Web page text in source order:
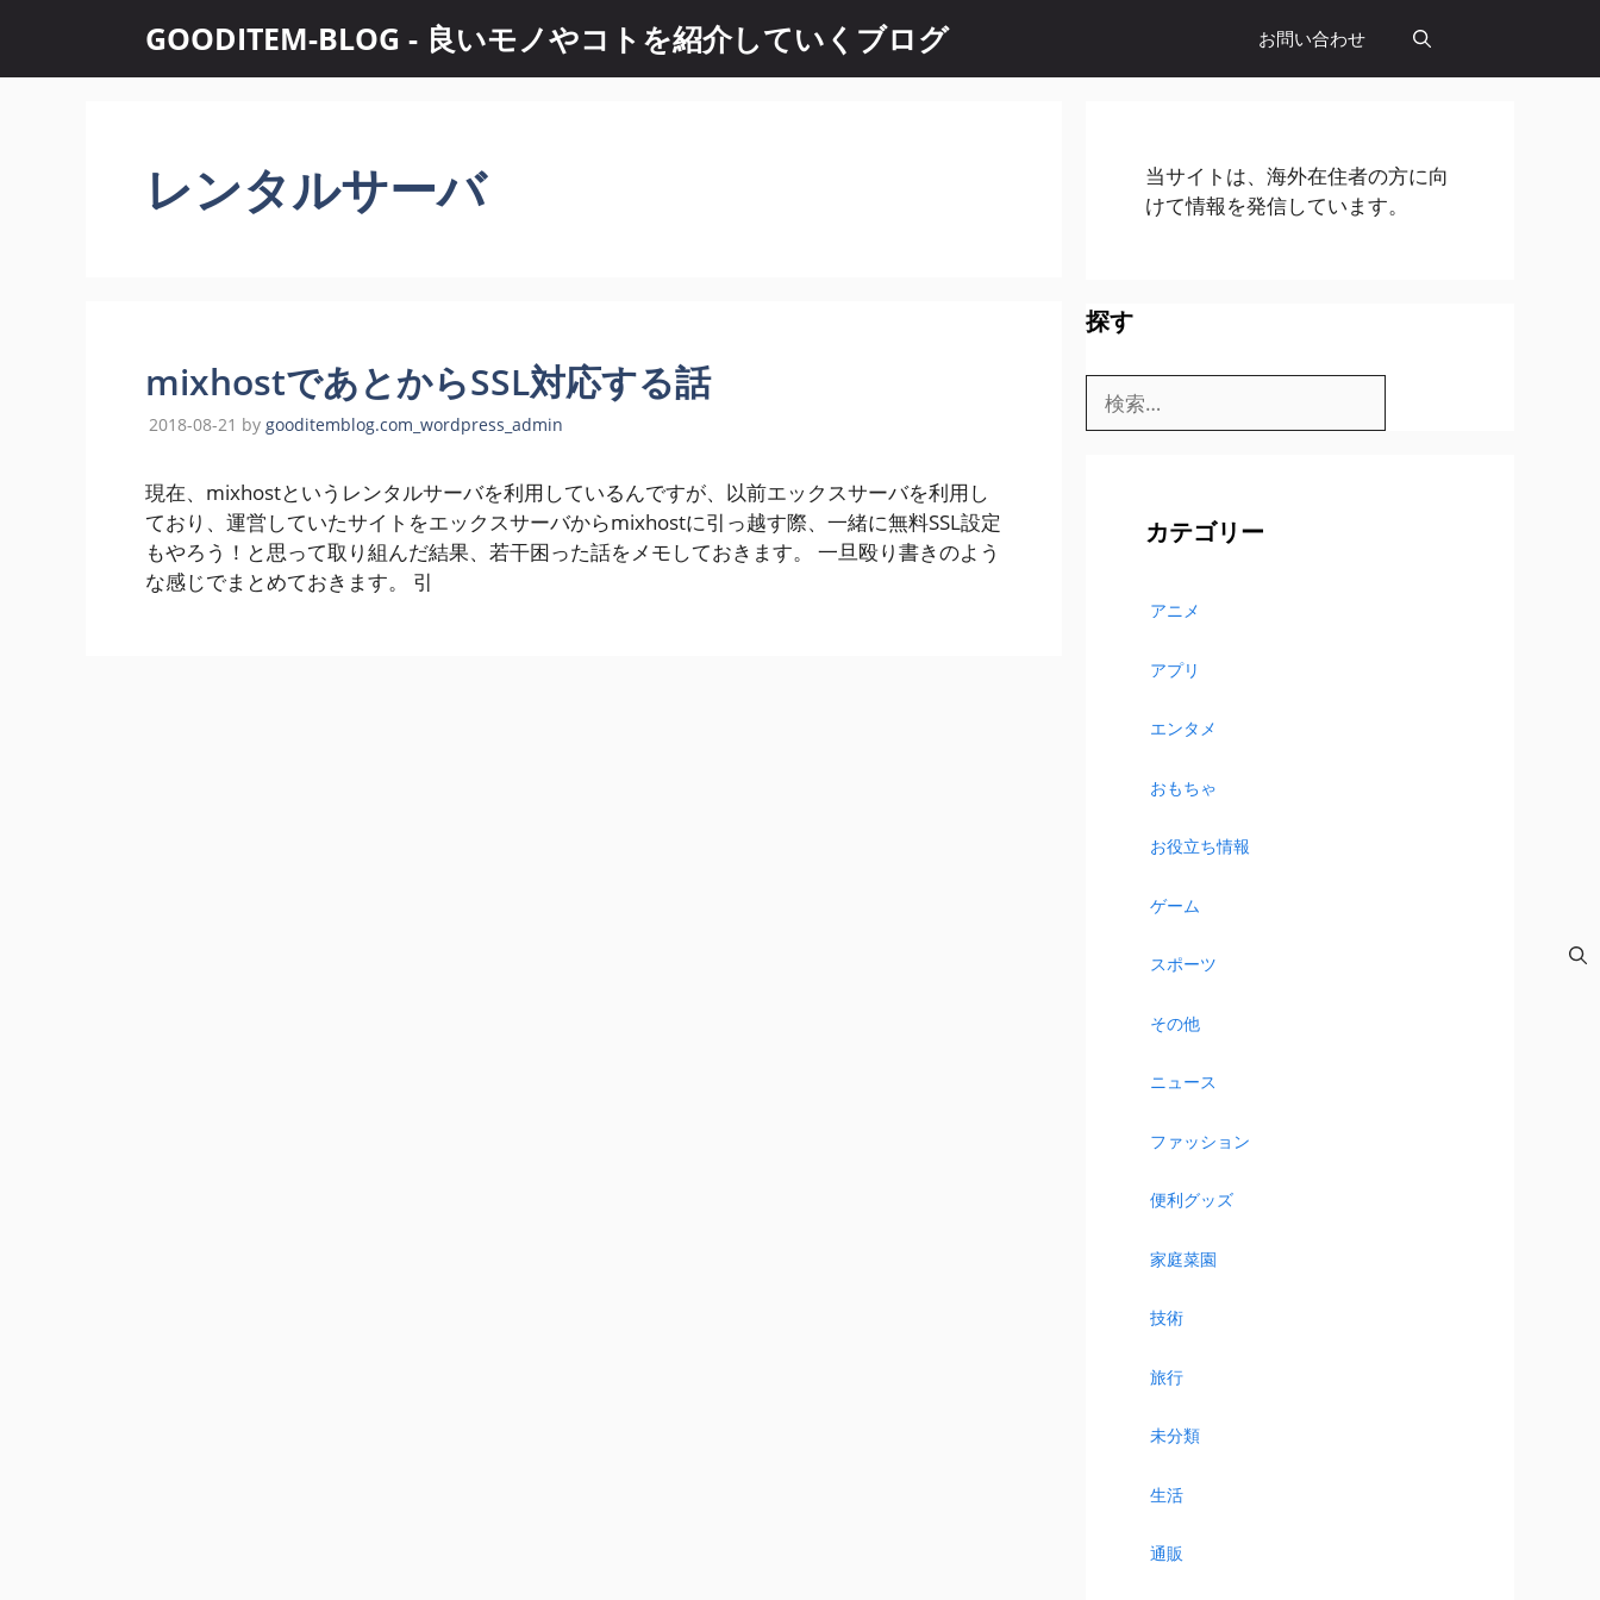
テ
GOODITEM-BLOG - 良いモノやコトを紹介していくブログ お問い合わせ
レンタルサーバ
mixhostであとからSSL対応する話
2018-08-21 by gooditemblog.com_wordpress_admin
現在、mixhostというレンタルサーバを利用しているんですが、以前エックスサーバを利用し
ており、運営していたサイトをエックスサーバからmixhostに引っ越す際、一緒に無料SSL設定
もやろう！と思って取り組んだ結果、若干困った話をメモしておきます。 一旦殴り書きのよう
な感じでまとめておきます。 引
当サイトは、海外在住者の方に向
けて情報を発信しています。
探す
索:
カテゴリー
アニメ
アプリ
エンタメ
おもちゃ
お役立ち情報
ゲーム
スポーツ
その他
ニュース
ファッション
便利グッズ
家庭菜園
技術
旅行
未分類
生活
通販